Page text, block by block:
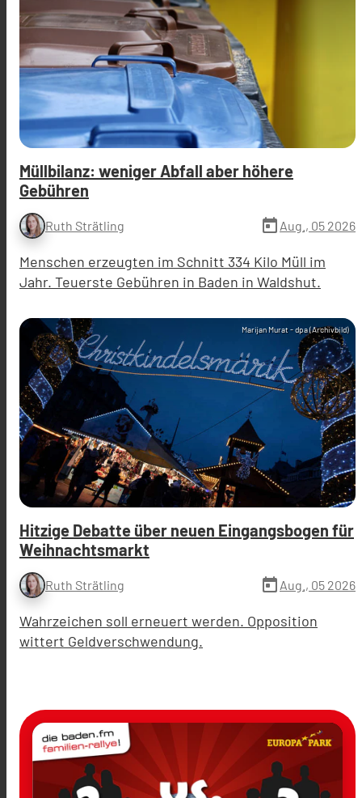
Müllbilanz: weniger Abfall aber höhere
Gebühren
Ruth Strätling today Aug., 05 2026
Menschen erzeugten im Schnitt 334 Kilo Müll im
Jahr. Teuerste Gebühren in Baden in Waldshut.
Marijan Murat - dpa (Archivbild)
Hitzige Debatte über neuen Eingangsbogen für
Weihnachtsmarkt
Ruth Strätling today Aug., 05 2026
Wahrzeichen soll erneuert werden. Opposition
wittert Geldverschwendung.